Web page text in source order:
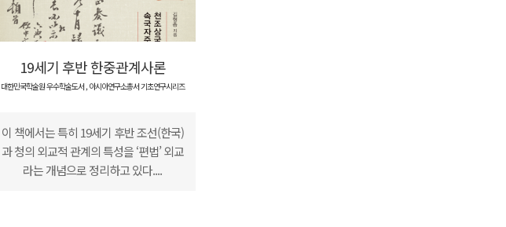
19세기 후반 한중관계사론
대한민국학술원 우수학술도서, 아시아연구소총서 기초연구시리즈
이 책에서는 특히 19세기 후반 조선(한국)
과 청의 외교적 관계의 특성을 ‘편법’ 외교
라는 개념으로 정리하고 있다....